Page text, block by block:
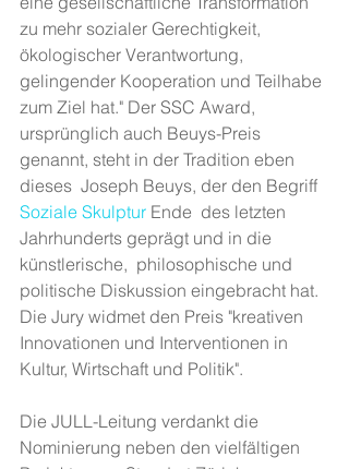
zu mehr sozialer Gerechtigkeit,
ökologischer Verantwortung,
gelingender Kooperation und Teilhabe
zum Ziel hat." Der SSC Award,
ursprünglich auch Beuys-Preis
genannt, steht in der Tradition eben
dieses  Joseph Beuys, der den Begriff
Soziale Skulptur Ende  des letzten
Jahrhunderts geprägt und in die
künstlerische,  philosophische und
politische Diskussion eingebracht hat.
Die Jury widmet den Preis "kreativen
Innovationen und Interventionen in
Kultur, Wirtschaft und Politik".
Die JULL-Leitung verdankt die
Nominierung neben den vielfältigen